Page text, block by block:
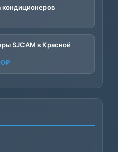
кондиционеров
SJCAM в Красной
₽